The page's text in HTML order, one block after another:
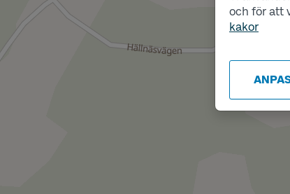
och för att
kakor